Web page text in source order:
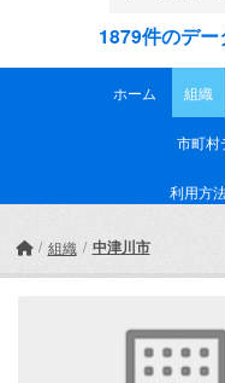
1879件のデ
ホーム 組織
市町村
利用方
組織 中津川市